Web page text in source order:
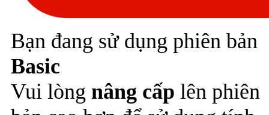
Bạn đang sử dụng phiên bản
Basic
Vui lòng nâng cấp lên phiên